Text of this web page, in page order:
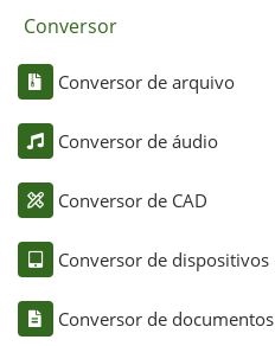
Conversor
Conversor de arquivo
Conversor de áudio
Conversor de CAD
Conversor de dispositivos
Conversor de documentos